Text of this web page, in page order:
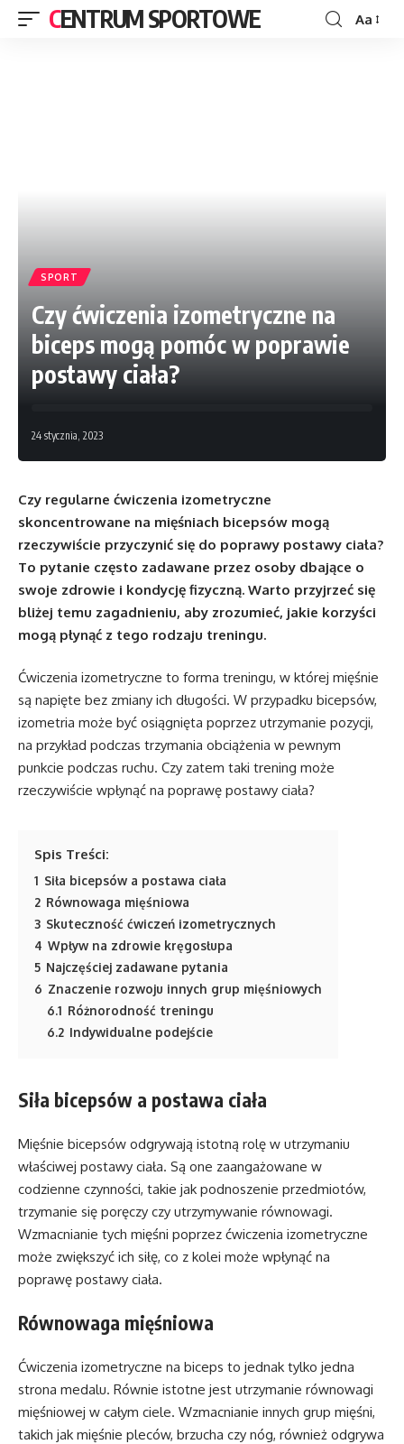
CENTRUM SPORTOWE Aa
SPORT
Czy ćwiczenia izometryczne na
biceps mogą pomóc w poprawie
postawy ciała?
24 stycznia, 2023
Czy regularne ćwiczenia izometryczne
skoncentrowane na mięśniach bicepsów mogą
rzeczywiście przyczynić się do poprawy postawy ciała?
To pytanie często zadawane przez osoby dbające o
swoje zdrowie i kondycję fizyczną. Warto przyjrzeć się
bliżej temu zagadnieniu, aby zrozumieć, jakie korzyści
mogą płynąć z tego rodzaju treningu.
Ćwiczenia izometryczne to forma treningu, w której mięśnie
są napięte bez zmiany ich długości. W przypadku bicepsów,
izometria może być osiągnięta poprzez utrzymanie pozycji,
na przykład podczas trzymania obciążenia w pewnym
punkcie podczas ruchu. Czy zatem taki trening może
rzeczywiście wpłynąć na poprawę postawy ciała?
Spis Treści:
1 Siła bicepsów a postawa ciała
2 Równowaga mięśniowa
3 Skuteczność ćwiczeń izometrycznych
4 Wpływ na zdrowie kręgosłupa
5 Najczęściej zadawane pytania
6 Znaczenie rozwoju innych grup mięśniowych
6.1 Różnorodność treningu
6.2 Indywidualne podejście
Siła bicepsów a postawa ciała
Mięśnie bicepsów odgrywają istotną rolę w utrzymaniu
właściwej postawy ciała. Są one zaangażowane w
codzienne czynności, takie jak podnoszenie przedmiotów,
trzymanie się poręczy czy utrzymywanie równowagi.
Wzmacnianie tych mięśni poprzez ćwiczenia izometryczne
może zwiększyć ich siłę, co z kolei może wpłynąć na
poprawę postawy ciała.
Równowaga mięśniowa
Ćwiczenia izometryczne na biceps to jednak tylko jedna
strona medalu. Równie istotne jest utrzymanie równowagi
mięśniowej w całym ciele. Wzmacnianie innych grup mięśni,
takich jak mięśnie pleców, brzucha czy nóg, również odgrywa